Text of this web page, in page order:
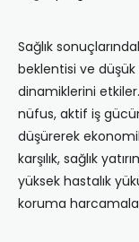
Sağlık
beklentisi ve
dinamiklerini
nüfus, aktif iş
düşürerek
karşılık, sağlık
yüksek hastalık
koruma